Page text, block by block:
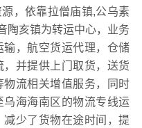
，依靠拉僧庙镇,公乌素
陶亥镇为转运中心，业务
，航空货运代理，仓储
并提供上门取货，送货
流相关增值服务，同时
海海南区的物流专线运
少了货物在途时间，提